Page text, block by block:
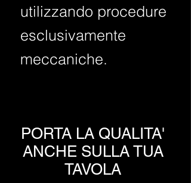
utilizzando procedure
esclusivamente
meccaniche.
PORTA LA QUALITA'
ANCHE SULLA TUA
TAVOLA